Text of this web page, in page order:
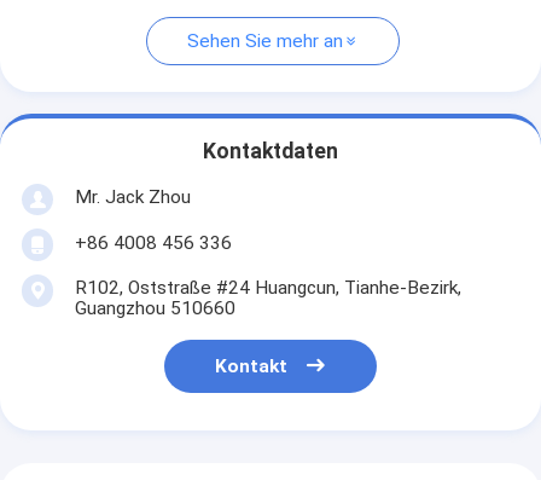
Sehen Sie mehr an
Kontaktdaten
Mr. Jack Zhou
+86 4008 456 336
R102, Oststraße #24 Huangcun, Tianhe-Bezirk,
Guangzhou 510660
Kontakt